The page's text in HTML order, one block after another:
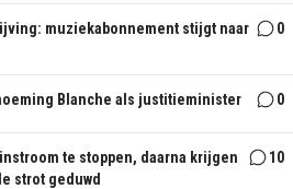
muziekabonnement stijgt naar
0
Blanche als justitieminister 0
te stoppen, daarna krijgen
strot geduwd
10